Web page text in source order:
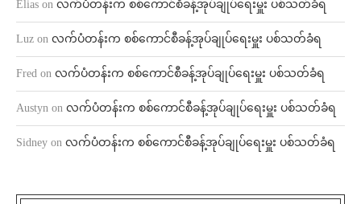
Elias on လက်ပံတန်းက စစ်ကောင်စီခန့်အုပ်ချုပ်ရေးမှူး ပစ်သတ်ခံရ
Luz on လက်ပံတန်းက စစ်ကောင်စီခန့်အုပ်ချုပ်ရေးမှူး ပစ်သတ်ခံရ
Fred on လက်ပံတန်းက စစ်ကောင်စီခန့်အုပ်ချုပ်ရေးမှူး ပစ်သတ်ခံရ
Austyn on လက်ပံတန်းက စစ်ကောင်စီခန့်အုပ်ချုပ်ရေးမှူး ပစ်သတ်ခံရ
Sidney on လက်ပံတန်းက စစ်ကောင်စီခန့်အုပ်ချုပ်ရေးမှူး ပစ်သတ်ခံရ